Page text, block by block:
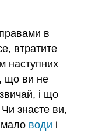
в
втратите
наступних
що ви не
і що
знаєте ви,
мало води і